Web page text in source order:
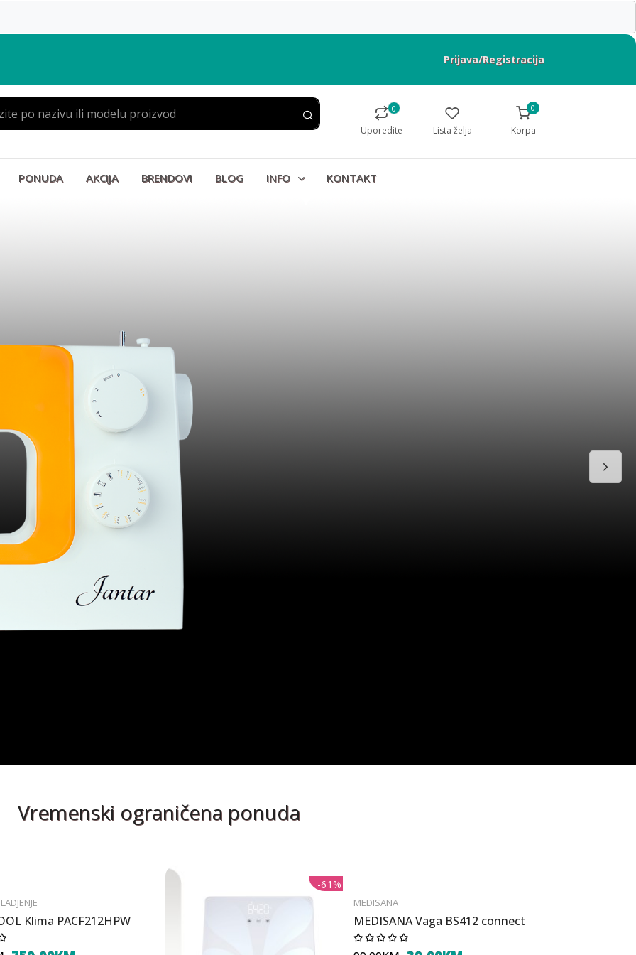
Prijava/Registracija
0
Uporedite Lista želja
0
Korpa
PONUDA AKCIJA BRENDOVI BLOG INFO KONTAKT
Vremenski ograničena ponuda
Klima PACF212HPW
-61%
MEDISANA
MEDISANA Vaga BS412 connect